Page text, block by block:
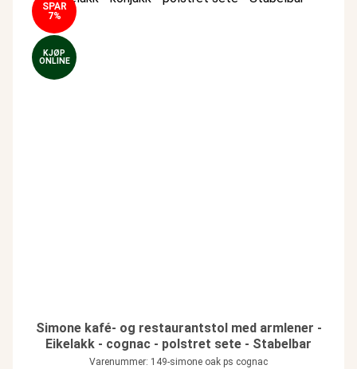
SPAR
7%
KJØP
ONLINE
Simone kafé- og restaurantstol med armlener -
Eikelakk - cognac - polstret sete - Stabelbar
Varenummer: 149-simone oak ps cognac